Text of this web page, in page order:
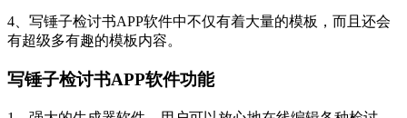
4、写锤子检讨书APP软件中不仅有着大量的模板，而且还会
有超级多有趣的模板内容。
写锤子检讨书APP软件功能